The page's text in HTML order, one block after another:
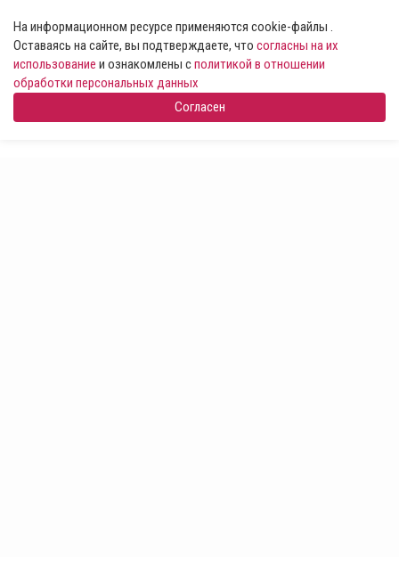
На информационном ресурсе применяются cookie-файлы .
Оставаясь на сайте, вы подтверждаете, что согласны на их
использование и ознакомлены сполитикой в отношении
обработки персональных данных
Согласен